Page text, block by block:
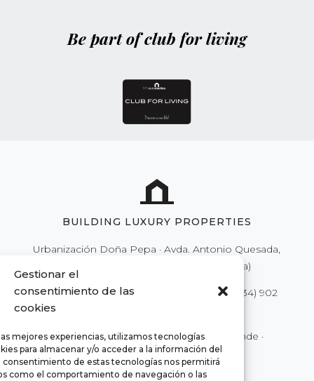
Gestionar el
consentimiento de las
cookies
mejores experiencias, utilizamos tecnologías
para almacenar y/o acceder a la información del
consentimiento de estas tecnologías nos permitirá
como el comportamiento de navegación o las
Be part of club for living
BUILDING LUXURY PROPERTIES
Urbanización Doña Pepa · Avda. Antonio Quesada,
nº59 · 03170 Rojales (Alicante - España)
Tel.(34) 902 111 777·(34) 966 718 686 | Fax
(34) 902
© 2022 Euromarina ·Rättsligt meddelande ·
Integritet·Cookies